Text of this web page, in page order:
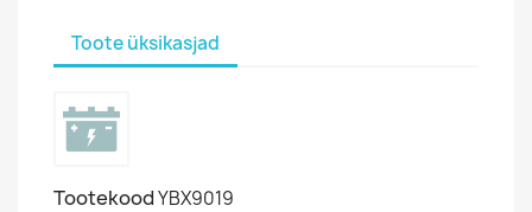
Toote üksikasjad
TootekoodYBX9019